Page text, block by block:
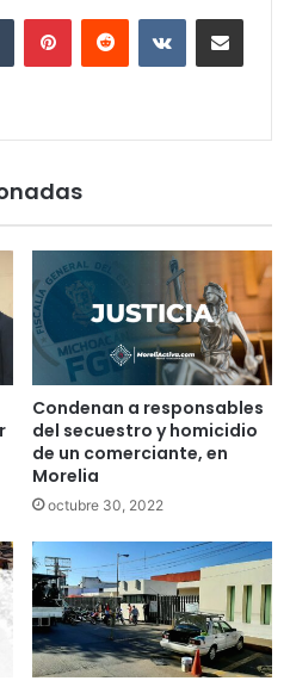
Tumblr PinterestReddit VKontakteCompartir por
Condenan a responsables
del secuestro y homicidio
de un comerciante, en
Morelia
octubre 30, 2022